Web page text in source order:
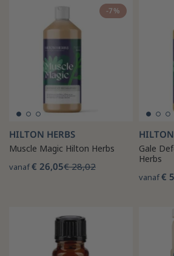
-7%
HILTON HERBS
Muscle Magic Hilton Herbs
vanaf€ 26,05€ 28,02
Gale
Herbs
vanaf€